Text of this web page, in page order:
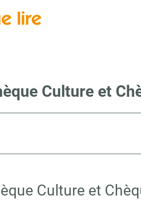
Culture et
Culture et